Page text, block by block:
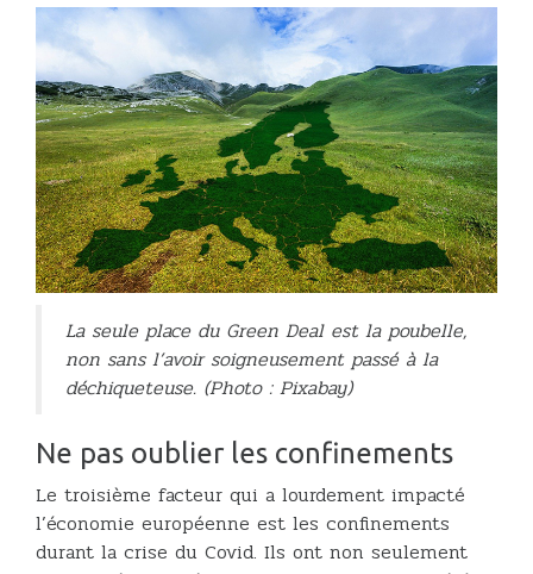
La seule place du Green Deal est la poubelle,
non sans l’avoir soigneusement passé à la
déchiqueteuse. (Photo : Pixabay)
Ne pas oublier les confinements
Le troisième facteur qui a lourdement impacté
l’économie européenne est les confinements
durant la crise du Covid. Ils ont non seulement